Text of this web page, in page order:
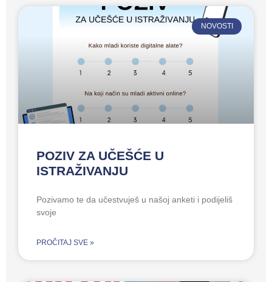
NOVOSTI
POZIV ZA UČEŠĆE U
ISTRAŽIVANJU
Pozivamo te da učestvuješ u našoj anketi i podijeliš
svoje
PROČITAJ SVE »